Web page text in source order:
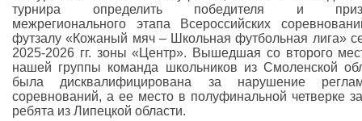
турнира определить победителя и
межрегионального этапа Всероссийских
футзалу «Кожаный мяч – Школьная футбольная лига»
2025-2026 гг. зоны «Центр». Вышедшая со второго
нашей группы команда школьников из Смоленской
была дисквалифицирована за нарушение
соревнований, а ее место в полуфинальной четверке
ребята из Липецкой области.